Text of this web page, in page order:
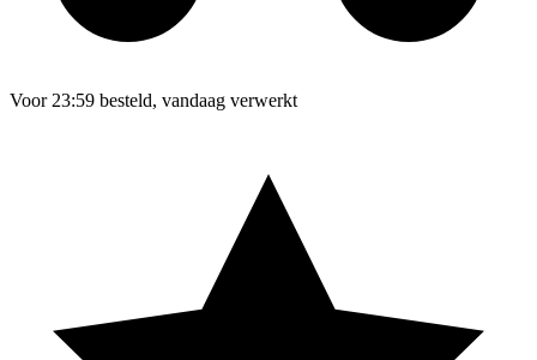
Voor 23:59 besteld, vandaag verwerkt